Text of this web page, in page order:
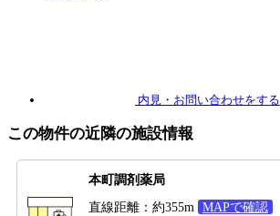
内見 ・お問い合わせをする
この物件の近隣の施設情報
本町調剤薬局
直線距離：約355m MAPで確認